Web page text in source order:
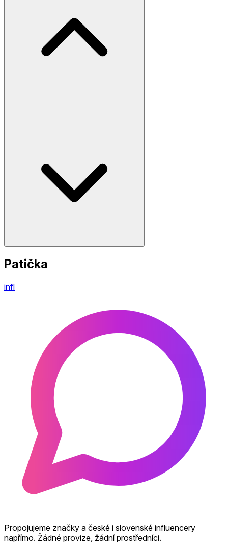
Patička
infl
Propojujeme značky a české i slovenské influencery
napřímo. Žádné provize, žádní prostředníci.